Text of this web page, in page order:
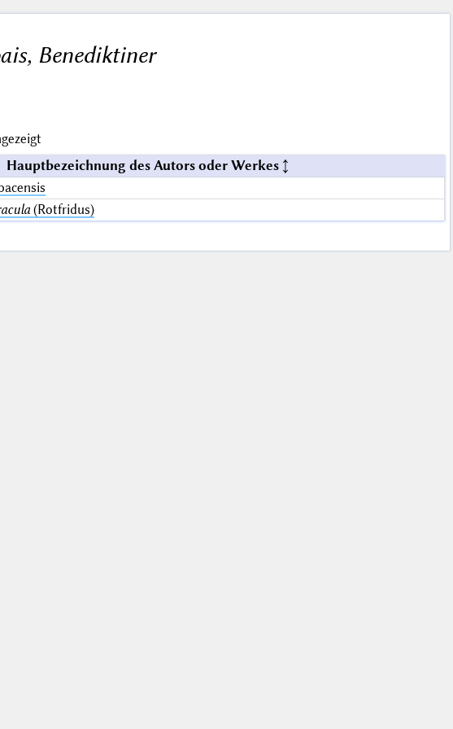
Benediktiner
Hauptbezeichnung des Autors oder Werkes
(Rotfridus)